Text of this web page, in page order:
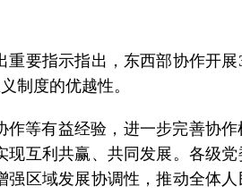
要指示指出，东西部协作开展
制度的优越性。
等有益经验，进一步完善协作
互利共赢、共同发展。各级
区域发展协调性，推动全体人